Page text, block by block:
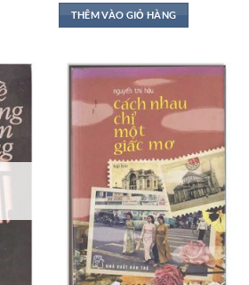
THÊM VÀO GIỎ HÀNG